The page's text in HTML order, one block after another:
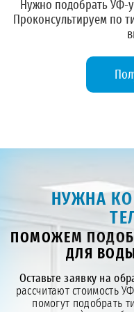
Нужно подобрать УФ-
Проконсультируем по
НУЖНА
ПОМОЖЕМ
ДЛЯ
Оставьте заявку на
рассчитают стоимость
помогут подобрать